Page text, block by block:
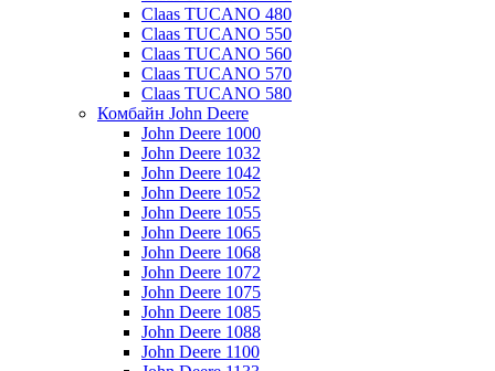
Claas TUCANO 480
Claas TUCANO 550
Claas TUCANO 560
Claas TUCANO 570
Claas TUCANO 580
Комбайн John Deere
John Deere 1000
John Deere 1032
John Deere 1042
John Deere 1052
John Deere 1055
John Deere 1065
John Deere 1068
John Deere 1072
John Deere 1075
John Deere 1085
John Deere 1088
John Deere 1100